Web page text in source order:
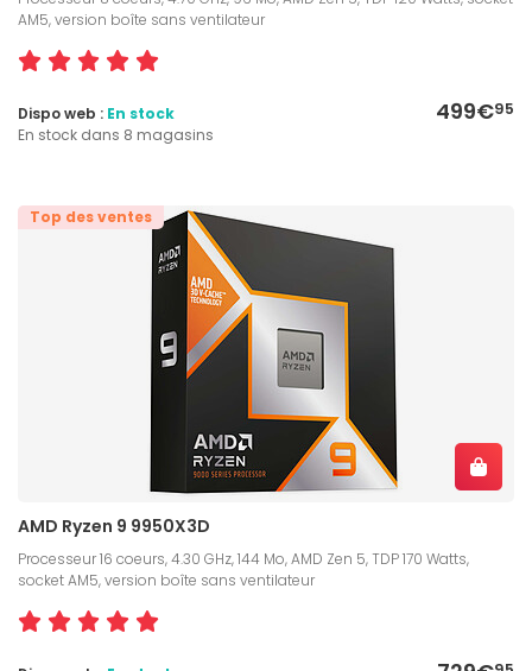
AM5, version boîte sans ventilateur
499€95
Dispo web : En stock
En stock dans 8 magasins
Top des ventes
AMD Ryzen 9 9950X3D
Processeur 16 coeurs, 4.30 GHz, 144 Mo, AMD Zen 5, TDP 170 Watts,
socket AM5, version boîte sans ventilateur